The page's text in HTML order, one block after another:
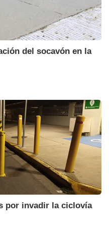
del socavón en la
por invadir la ciclovía